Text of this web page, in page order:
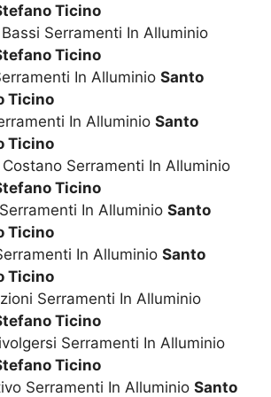
Ticino
Serramenti In Alluminio
Ticino
In Alluminio Santo
Ticino
In Alluminio Santo
Ticino
Serramenti In Alluminio
Ticino
In Alluminio Santo
Ticino
In Alluminio Santo
Ticino
Serramenti In Alluminio
Ticino
Serramenti In Alluminio
Ticino
Serramenti In Alluminio Santo